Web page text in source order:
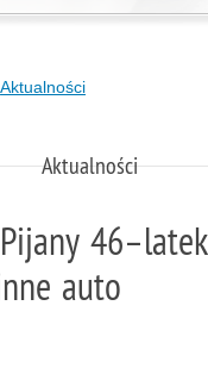
Aktualności
Aktualności
46–latek
auto